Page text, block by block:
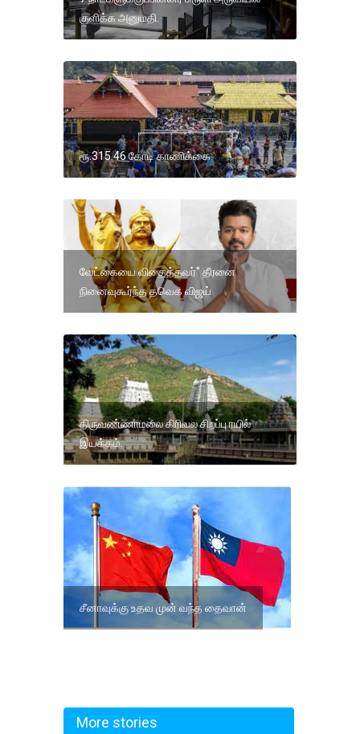
குளிக்க அனுமதி.
ரூ.315.46 கோடி காணிக்கை
வேட்கையை விதைத்தவர்" தீரனை
நினைவுகூர்ந்த தவெக விஜய்
திருவண்ணாமலை கிரிவல சிறப்பு ரயில்
இயக்கம்.
சீனாவுக்கு உதவ முன் வந்த தைவான்
More stories